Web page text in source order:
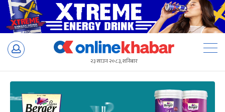
Skip
२३ साउन २०८३, शनिबार